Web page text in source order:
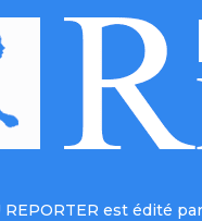
est édité